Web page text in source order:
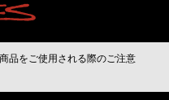
商品をご使用される際のご注意